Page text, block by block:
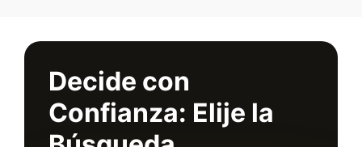
Decide con
Confianza: Elije la